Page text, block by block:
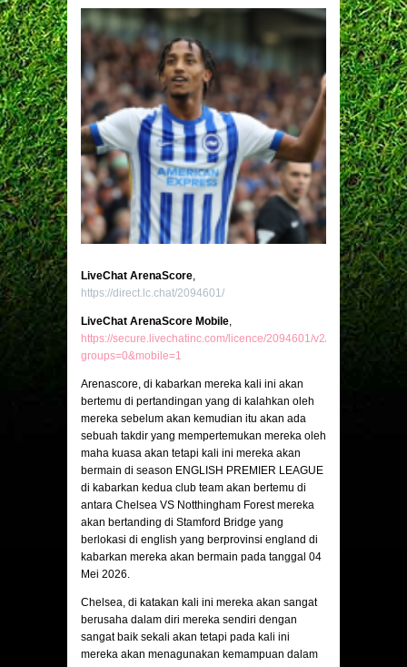
LiveChat ArenaScore,
https://direct.lc.chat/2094601/
LiveChat ArenaScore Mobile,
https://secure.livechatinc.com/licence/2094601/v2/open_chat.cgi?
groups=0&mobile=1
Arenascore, di kabarkan mereka kali ini akan
bertemu di pertandingan yang di kalahkan oleh
mereka sebelum akan kemudian itu akan ada
sebuah takdir yang mempertemukan mereka oleh
maha kuasa akan tetapi kali ini mereka akan
bermain di season ENGLISH PREMIER LEAGUE
di kabarkan kedua club team akan bertemu di
antara Chelsea VS Notthingham Forest mereka
akan bertanding di Stamford Bridge yang
berlokasi di english yang berprovinsi england di
kabarkan mereka akan bermain pada tanggal 04
Mei 2026.
Chelsea, di katakan kali ini mereka akan sangat
berusaha dalam diri mereka sendiri dengan
sangat baik sekali akan tetapi pada kali ini
mereka akan menagunakan kemampuan dalam